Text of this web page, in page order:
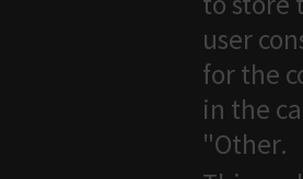
user
for the
in the
"Other.